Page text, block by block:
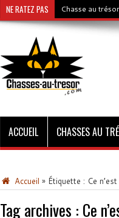
NE RATEZ PAS Chasse au
ACCUEIL CHASSES AU
Accueil » Étiquette : Ce
Tag archives : Ce